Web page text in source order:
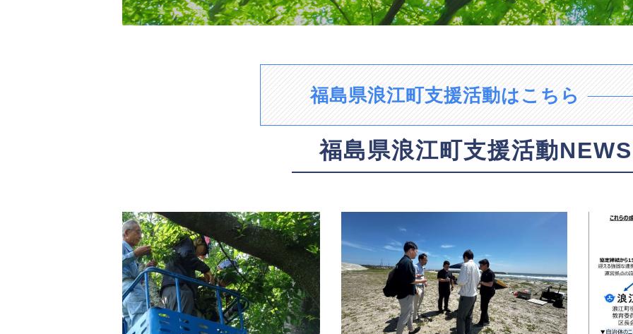
福島県浪江町支援活動はこちら
福島県浪江町支援活動NEWS